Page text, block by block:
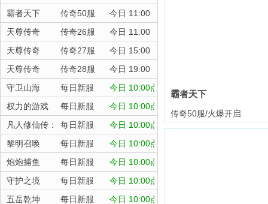
霸者天下
传奇50服
今日 11:00
天尊传奇
传奇26服
今日 11:00
天尊传奇
传奇27服
今日 15:00
天尊传奇
传奇28服
今日 19:00
守卫山海
每日新服
今日 10:00点
权力的游戏
每日新服
今日 10:00点
凡人修仙传：星海飞驰
每日新服
今日 10:00点
黎明召唤
每日新服
今日 10:00点
炮炮捕鱼
每日新服
今日 10:00点
守护之境
每日新服
今日 10:00点
五岳乾坤
每日新服
今日 10:00点
霸者天下
传奇50服/火爆开启